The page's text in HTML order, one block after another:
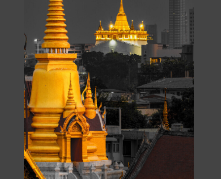
WIR DRUCKEN IHR BILD
AUSSTELLUNGEN
HEIMATLICHTER
KONTAKT